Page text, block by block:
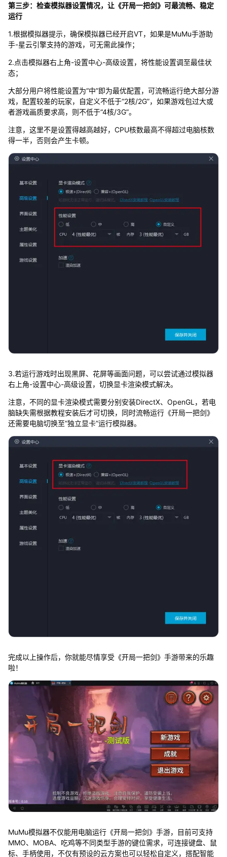
第三步：检查模拟器设置情况，让《开局一把剑》可最流畅、稳定
运行
1.根据模拟器提示，确保模拟器已经开启VT，如果是MuMu手游助
手-星云引擎支持的游戏，可无需此操作；
2.点击模拟器右上角-设置中心-高级设置，将性能设置调至最佳状
态；
大部分用户将性能设置为“中”即为最优配置，可流畅运行绝大部分游
戏，配置较差的玩家，自定义不低于“2核/2G”，如果游戏包过大或
者游戏画质要求高，则不低于“4核/3G”。
注意，这里不是设置得越高越好，CPU核数最高不得超过电脑核数
得一半，否则会产生卡顿。
3.若运行游戏时出现黑屏、花屏等画面问题，可以尝试通过模拟器
右上角-设置中心-高级设置，切换显卡渲染模式解决。
注意，不同的显卡渲染模式需要分别安装DirectX、OpenGL，若电
脑缺失需根据教程安装后才可切换，同时流畅运行《开局一把剑》
还需要电脑切换至”独立显卡”运行模拟器。
完成以上操作后，你就能尽情享受《开局一把剑》手游带来的乐趣
啦！
MuMu模拟器不仅能用电脑运行《开局一把剑》手游，目前可支持
MMO、MOBA、吃鸡等不同类型手游的键位需求，可连接键盘、鼠
标、手柄使用，不仅有预设的云方案也可以轻松自定义，搭配智能